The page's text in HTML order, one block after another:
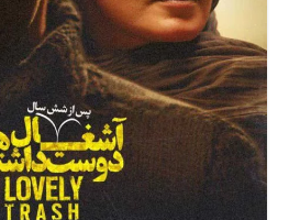
و هوا فضا
و محیط زیست